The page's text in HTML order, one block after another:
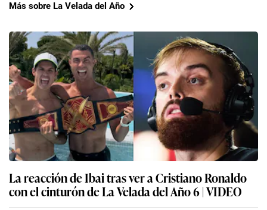
Más sobre La Velada del Año
La reacción de Ibai tras ver a Cristiano Ronaldo
con el cinturón de La Velada del Año 6 | VIDEO